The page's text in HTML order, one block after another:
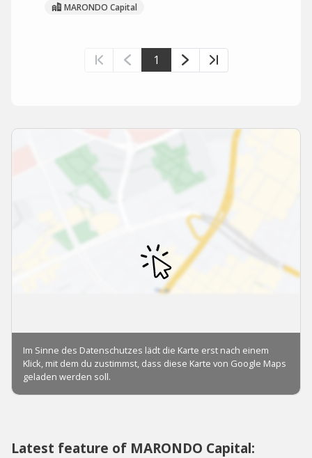
MARONDO Capital
1
Latest feature of MARONDO Capital: